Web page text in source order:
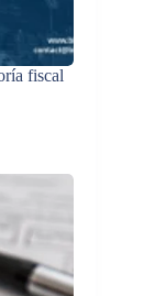
fiscal